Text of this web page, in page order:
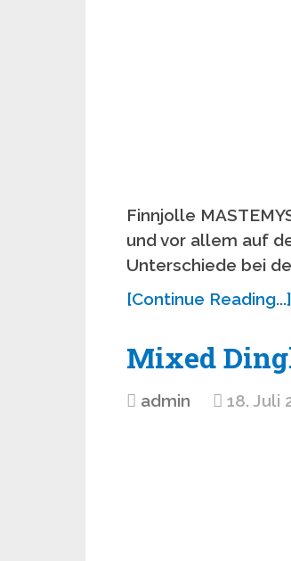
Finnjolle
und vor allem auf
Unterschiede bei
[Continue Reading...]
Mixed
admin 18. Juli